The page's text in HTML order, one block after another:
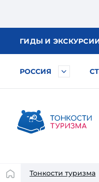
ГИДЫ И
РОССИЯ
Тонкости туризма